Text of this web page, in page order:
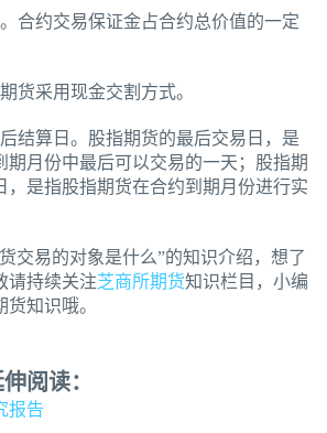
合约交易保证金占合约总价值的一定
货采用现金交割方式。
结算日。股指期货的最后交易日，是
期月份中最后可以交易的一天；股指期
，是指股指期货在合约到期月份进行实
交易的对象是什么”的知识介绍，想了
请持续关注芝商所期货知识栏目，小编
知识哦。
阅读：
报告